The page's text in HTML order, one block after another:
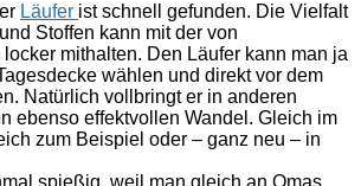
Läufer ist schnell gefunden. Die Vielfalt
Stoffen kann mit der von
mithalten. Den Läufer kann man ja
wählen und direkt vor dem
Natürlich vollbringt er in anderen
ebenso effektvollen Wandel. Gleich im
zum Beispiel oder – ganz neu – in